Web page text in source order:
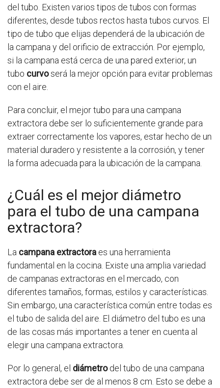
del tubo. Existen varios tipos de tubos con formas
diferentes, desde tubos rectos hasta tubos curvos. El
tipo de tubo que elijas dependerá de la ubicación de
la campana y del orificio de extracción. Por ejemplo,
si la campana está cerca de una pared exterior, un
tubo curvoserá la mejor opción para evitar problemas
con el aire.
Para concluir, el mejor tubo para una campana
extractora debe ser lo suficientemente grande para
extraer correctamente los vapores, estar hecho de un
material duradero y resistente a la corrosión, y tener
la forma adecuada para la ubicación de la campana.
¿Cuál es el mejor diámetro
para el tubo de una campana
extractora?
La campana extractora es una herramienta
fundamental en la cocina. Existe una amplia variedad
de campanas extractoras en el mercado, con
diferentes tamaños, formas, estilos y características.
Sin embargo, una característica común entre todas es
el tubo de salida del aire. El diámetro del tubo es una
de las cosas más importantes a tener en cuenta al
elegir una campana extractora.
Por lo general, el diámetrodel tubo de una campana
extractora debe ser de al menos 8 cm. Esto se debe a